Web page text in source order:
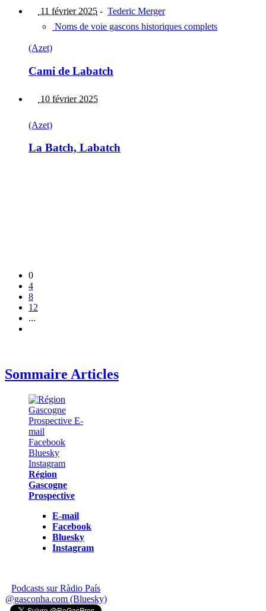
11 février 2025 - Tederic Merger
Noms de voie gascons historiques complets
(Azet)
Cami de Labatch
10 février 2025
(Azet)
La Batch, Labatch
0
4
8
12
...
Sommaire Articles
Région
Gascogne
Prospective
E-mail
Facebook
Bluesky
Instagram
Podcasts sur Ràdio País
@gasconha.com (Bluesky)